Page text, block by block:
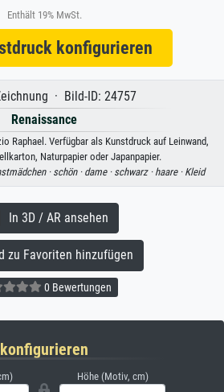
Enthält 19% MwSt.
konfigurieren
· Bild-ID: 24757
Renaissance
Raphael. Verfügbar als Kunstdruck auf Leinwand,
Naturpapier oder Japanpapier.
·schön · dame · schwarz · haare · Kleid
In 3D / AR ansehen
Favoriten hinzufügen
0 Bewertungen
Höhe (Motiv, cm)